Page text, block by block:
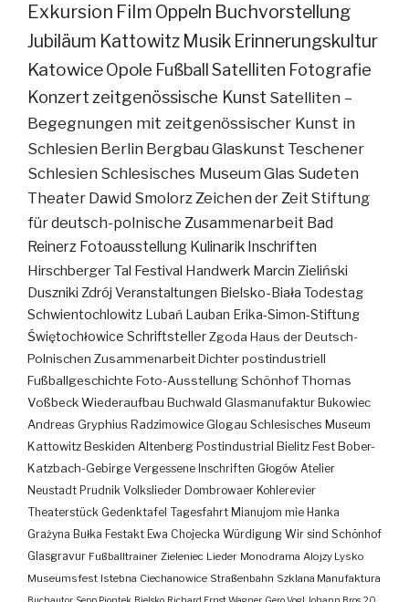
Exkursion Film Oppeln Buchvorstellung
Jubiläum Kattowitz Musik Erinnerungskultur
KatowiceOpole FußballSatelliten Fotografie
Konzertzeitgenössische Kunst Satelliten –
Begegnungen mit zeitgenössischer Kunst in
Schlesien Berlin BergbauGlaskunst Teschener
Schlesien Schlesisches MuseumGlas Sudeten
Theater Dawid SmolorzZeichen der Zeit Stiftung
für deutsch-polnische Zusammenarbeit Bad
Reinerz Fotoausstellung Kulinarik Inschriften
Hirschberger Tal Festival Handwerk Marcin Zieliński
Duszniki Zdrój Veranstaltungen Bielsko-Biała Todestag
Schwientochlowitz Lubań Lauban Erika-Simon-Stiftung
Świętochłowice SchriftstellerZgoda Haus der Deutsch-
Polnischen ZusammenarbeitDichterpostindustriell
Fußballgeschichte Foto-AusstellungSchönhofThomas
VoßbeckWiederaufbau Buchwald Glasmanufaktur Bukowiec
Andreas Gryphius Radzimowice Glogau Schlesisches Museum
Kattowitz Beskiden Altenberg Postindustrial Bielitz Fest Bober-
Katzbach-Gebirge Vergessene Inschriften Głogów Atelier
Neustadt Prudnik Volkslieder Dombrowaer Kohlerevier
Theaterstück Gedenktafel Tagesfahrt Mianujom mie Hanka
Grażyna Bułka Festakt Ewa Chojecka Würdigung Wir sind Schönhof
Glasgravur Fußballtrainer Zieleniec Lieder Monodrama Alojzy Lysko
Museumsfest Istebna Ciechanowice Straßenbahn Szklana Manufaktura